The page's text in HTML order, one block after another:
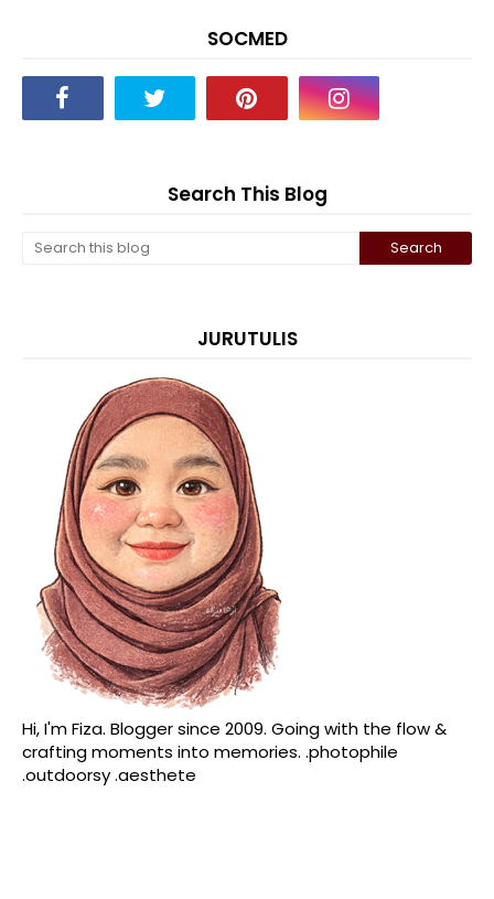
SOCMED
Search This Blog
JURUTULIS
Hi, I'm Fiza. Blogger since 2009. Going with the flow &
crafting moments into memories. .photophile
.outdoorsy .aesthete